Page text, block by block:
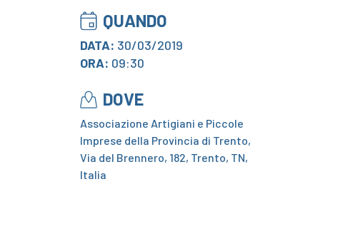
QUANDO
DATA: 30/03/2019
ORA: 09:30
DOVE
Associazione Artigiani e Piccole
Imprese della Provincia di Trento,
Via del Brennero, 182, Trento, TN,
Italia